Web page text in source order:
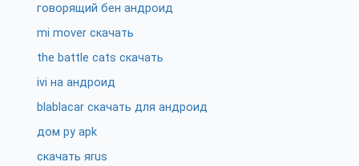
говорящий бен андроид
mi mover скачать
the battle cats скачать
ivi на андроид
blablacar скачать для андроид
дом ру apk
скачать яrus